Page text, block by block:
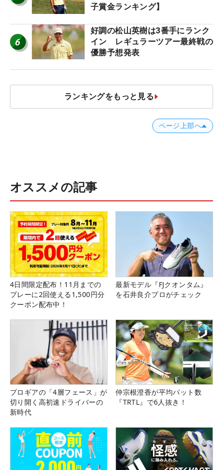
子賞金ランキング】
6
好調の松山英樹は3番手にランク
イン レギュラーツアー最終戦の
優勝予想発表
ランキングをもっと見る
ページ上部へ
オススメの記事
4日間限定配布！11月までの
プレーに2回使える1,500円分
クーポン配布中！
最新モデル『FJクオンタム』
を石井良介プロがチェック
プロギアの「4層フェース」が
切り開く高初速ドライバーの
新時代
仲宗根澄香が平均パット数
『TRTL』で6人抜き！